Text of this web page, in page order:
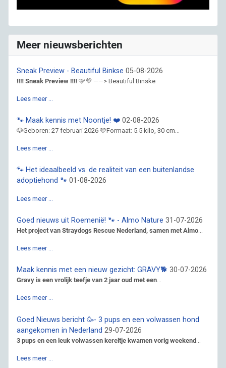
Meer nieuwsberichten
Sneak Preview - Beautiful Binkse 05-08-2026
‼️‼️ Sneak Preview ‼️‼️ 🩷💜 ——> Beautiful Binske
Lees meer …
🐾 Maak kennis met Noontje! ❤️ 02-08-2026
🐶Geboren: 27 februari 2026 🩷Formaat: 5.5 kilo, 30 cm...
Lees meer …
🐾 Het ideaalbeeld vs. de realiteit van een buitenlandse
adoptiehond 🐾 01-08-2026
Lees meer …
Goed nieuws uit Roemenië! 🐾 - Almo Nature 31-07-2026
Het project van Straydogs Rescue Nederland, samen met Almo...
Lees meer …
Maak kennis met een nieuw gezicht: GRAVY🐕 30-07-2026
Gravy is een vrolijk teefje van 2 jaar oud met een...
Lees meer …
Goed Nieuws bericht 🥳- 3 pups en een volwassen hond
aangekomen in Nederland 29-07-2026
3 pups en een leuk volwassen kereltje kwamen vorig weekend
Lees meer …